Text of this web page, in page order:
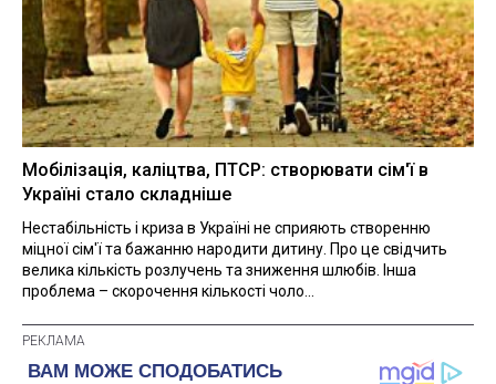
Мобілізація, каліцтва, ПТСР: створювати сім'ї в
Україні стало складніше
Нестабільність і криза в Україні не сприяють створенню
міцної сім'ї та бажанню народити дитину. Про це свідчить
велика кількість розлучень та зниження шлюбів. Інша
проблема – скорочення кількості чоло...